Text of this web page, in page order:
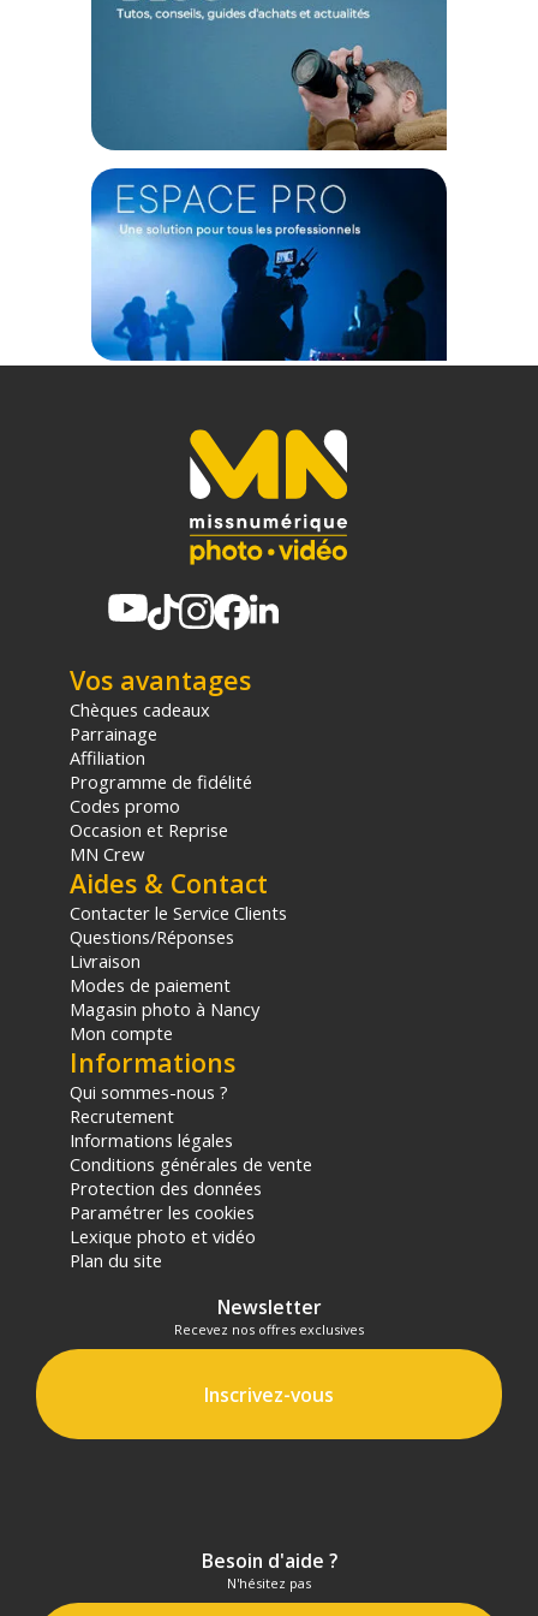
Vos avantages
Chèques cadeaux
Parrainage
Affiliation
Programme de fidélité
Codes promo
Occasion et Reprise
MN Crew
Aides & Contact
Contacter le Service Clients
Questions/Réponses
Livraison
Modes de paiement
Magasin photo à Nancy
Mon compte
Informations
Qui sommes-nous ?
Recrutement
Informations légales
Conditions générales de vente
Protection des données
Paramétrer les cookies
Lexique photo et vidéo
Plan du site
Newsletter
Recevez nos offres exclusives
Inscrivez-vous
Besoin d'aide ?
N'hésitez pas